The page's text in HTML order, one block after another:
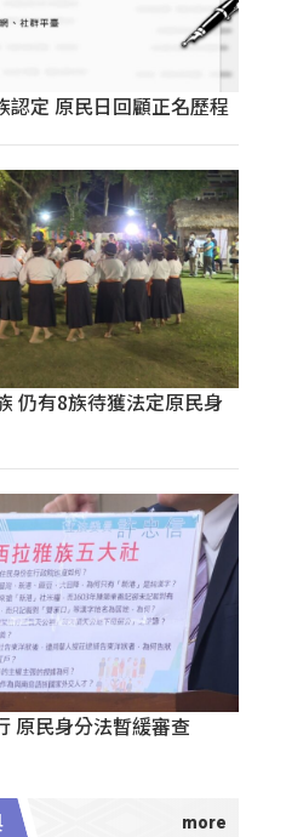
認定 原民日回顧正名歷程
仍有8族待獲法定原民身
原民身分法暫緩審查